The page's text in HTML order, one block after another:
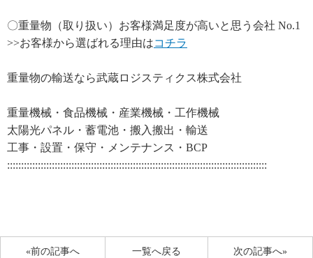
〇重量物（取り扱い）お客様満足度が高いと思う会社 No.1
>>お客様から選ばれる理由はコチラ
重量物の輸送なら武蔵ロジスティクス株式会社
重量機械・食品機械・産業機械・工作機械
太陽光パネル・蓄電池・搬入搬出・輸送
工事・設置・保守・メンテナンス・BCP
:::::::::::::::::::::::::::::::::::::::::::::::::::::::::::::::::::::::::::::::::::::::::::::
«前の記事へ 次の記事へ»
一覧へ戻る